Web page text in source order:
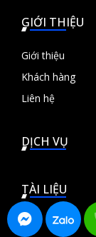
GIỚI THIỆU
Giới thiệu
Khách hàng
Liên hệ
DỊCH VỤ
TÀI LIỆU